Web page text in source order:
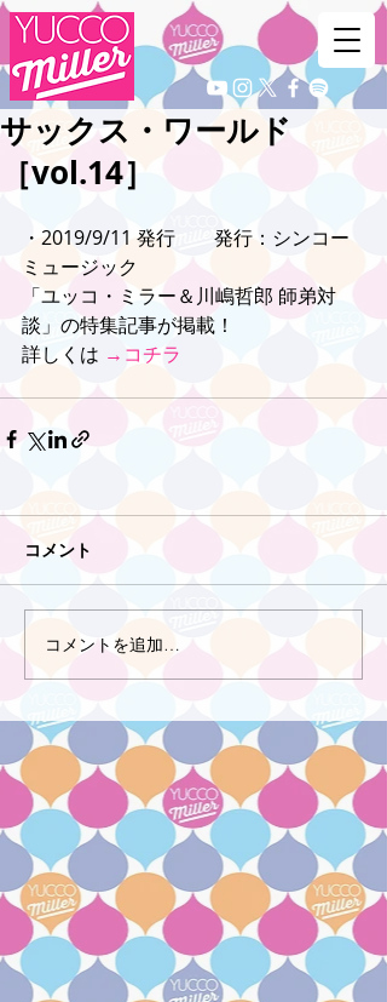
サックス・ワールド
［vol.14］
・2019/9/11 発行　　発行：シンコー
ミュージック
「ユッコ・ミラー＆川嶋哲郎 師弟対
談」の特集記事が掲載！
詳しくは →コチラ
コメント
コメントを追加…